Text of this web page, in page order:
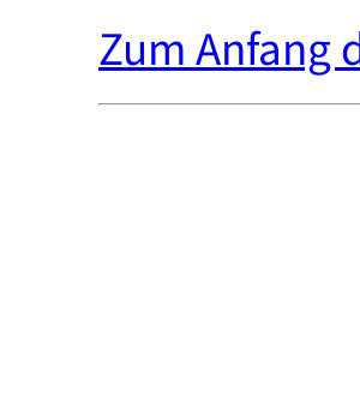
Zum Anfang